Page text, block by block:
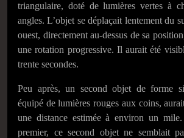
triangulaire, doté de lumières vertes à
angles. L’objet se déplaçait lentement du
ouest, directement au-dessus de sa
une rotation progressive. Il aurait été
trente secondes.
Peu après, un second objet de forme
équipé de lumières rouges aux coins,
une distance estimée à environ un mile.
premier, ce second objet ne semblait